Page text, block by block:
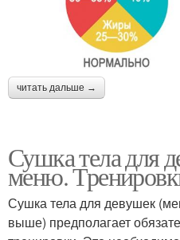
читать дальше →
Сушка тела для
меню.
Сушка тела для девушек
выше) предполагает